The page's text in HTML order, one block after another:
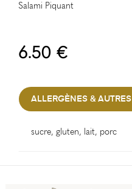
Salami Piquant
6.50 €
ALLERGÈNES & AUTRES
sucre, gluten, lait, porc